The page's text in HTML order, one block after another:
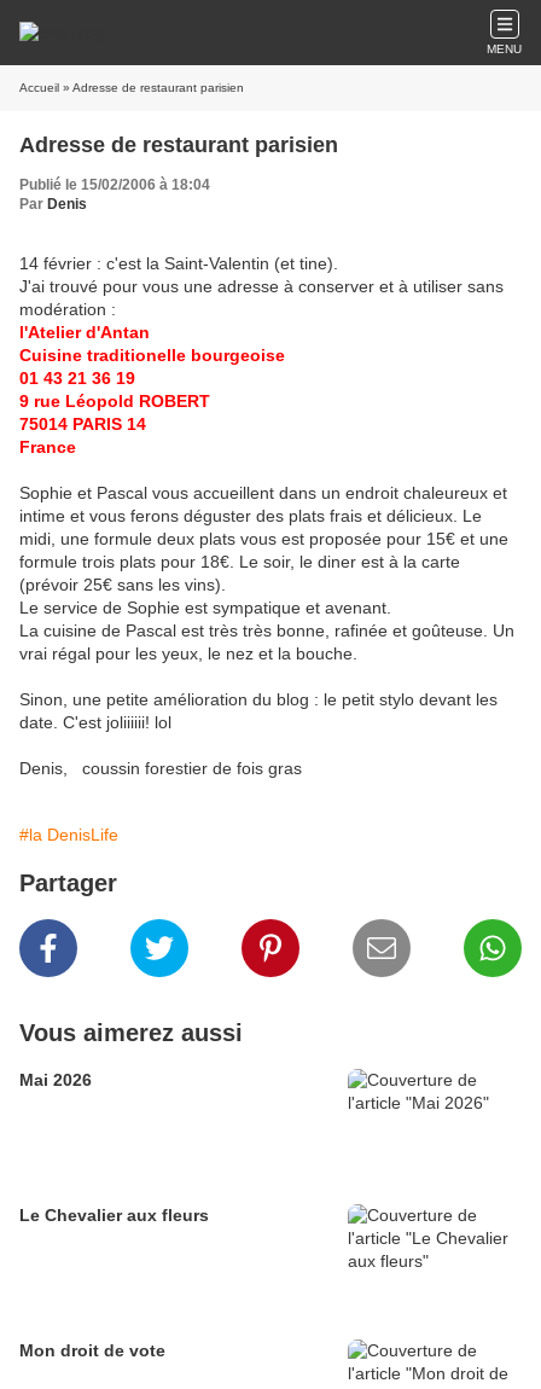
MENU
Accueil » Adresse de restaurant parisien
Adresse de restaurant parisien
Publié le 15/02/2006 à 18:04
Par Denis
14 février : c'est la Saint-Valentin (et tine).
J'ai trouvé pour vous une adresse à conserver et à utiliser sans
modération :
l'Atelier d'Antan
Cuisine traditionelle bourgeoise
01 43 21 36 19
9 rue Léopold ROBERT
75014 PARIS 14
France
Sophie et Pascal vous accueillent dans un endroit chaleureux et
intime et vous ferons déguster des plats frais et délicieux. Le
midi, une formule deux plats vous est proposée pour 15€ et une
formule trois plats pour 18€. Le soir, le diner est à la carte
(prévoir 25€ sans les vins).
Le service de Sophie est sympatique et avenant.
La cuisine de Pascal est très très bonne, rafinée et goûteuse. Un
vrai régal pour les yeux, le nez et la bouche.
Sinon, une petite amélioration du blog : le petit stylo devant les
date. C'est joliiiiii! lol
Denis, coussin forestier de fois gras
#la DenisLife
Partager
Vous aimerez aussi
Mai 2026
Le Chevalier aux fleurs
Mon droit de vote